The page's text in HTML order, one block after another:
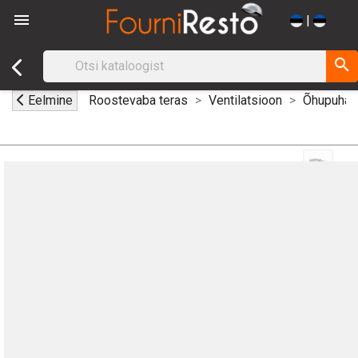
 |
search
Eelmine Roostevaba teras Ventilatsioon